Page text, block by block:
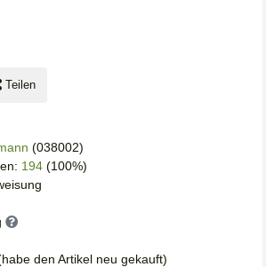
Teilen
(038002)
194 (100%)
den Artikel neu gekauft)